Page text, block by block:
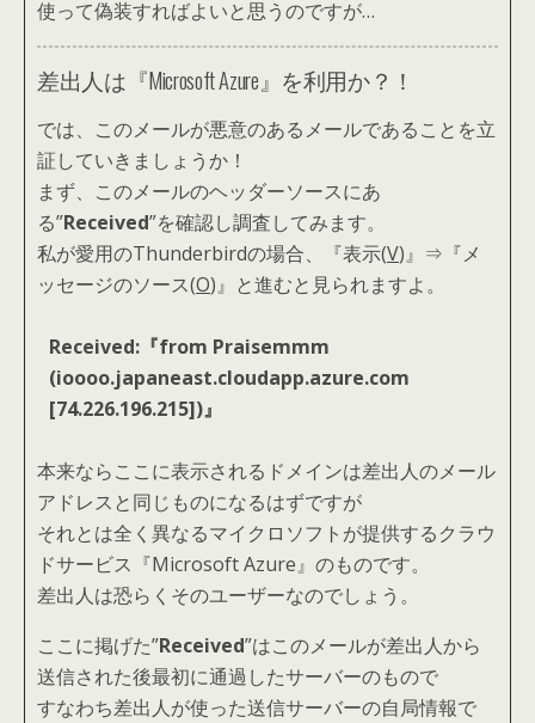
使って偽装すればよいと思うのですが…
差出人は『Microsoft Azure』を利用か？！
では、このメールが悪意のあるメールであることを立
証していきましょうか！
まず、このメールのヘッダーソースにあ
る”Received”を確認し調査してみます。
私が愛用のThunderbirdの場合、『表示(V)』⇒『メ
ッセージのソース(O)』と進むと見られますよ。
Received:『from Praisemmm
(ioooo.japaneast.cloudapp.azure.com
[74.226.196.215])』
本来ならここに表示されるドメインは差出人のメール
アドレスと同じものになるはずですが
それとは全く異なるマイクロソフトが提供するクラウ
ドサービス『Microsoft Azure』のものです。
差出人は恐らくそのユーザーなのでしょう。
ここに掲げた”Received”はこのメールが差出人から
送信された後最初に通過したサーバーのもので
すなわち差出人が使った送信サーバーの自局情報で